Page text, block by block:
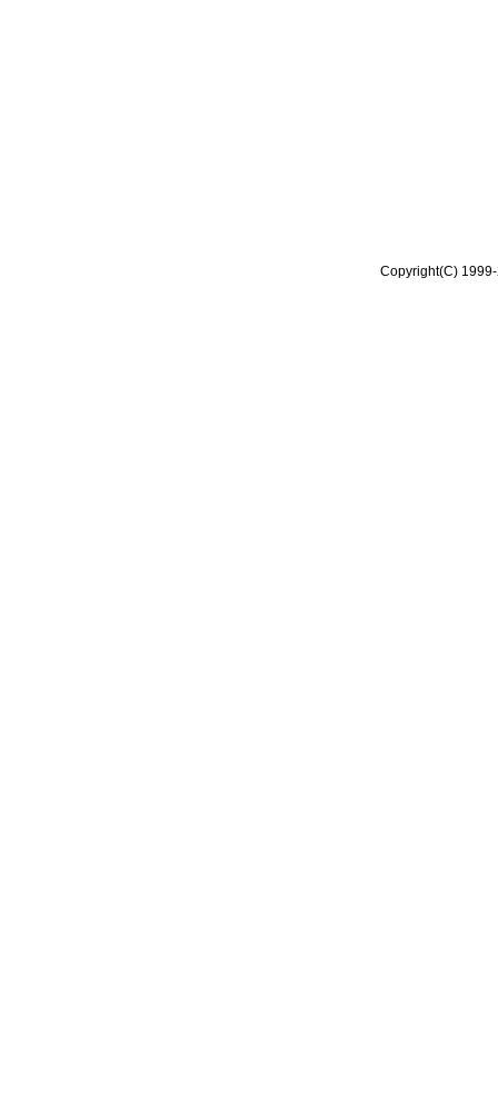
Copyright(C)